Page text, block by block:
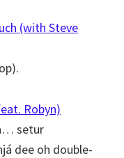
(with Steve
Robyn)
setur
dee oh double-